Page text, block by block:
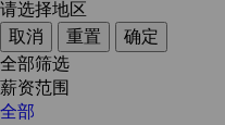
请选择地区
取消
重置
确定
全部筛选
薪资范围
全部